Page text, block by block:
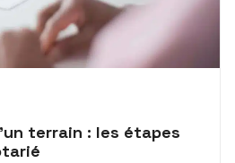
terrain : les étapes